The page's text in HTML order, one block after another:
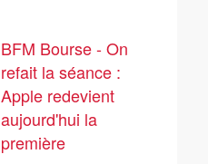
BFM Bourse - On
refait la séance :
Apple redevient
aujourd'hui la
première